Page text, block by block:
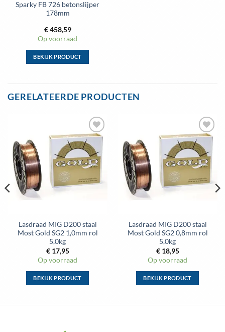
Sparky FB 726 betonslijper
178mm
€458,59
Op voorraad
BEKIJK PRODUCT
meerdere
kan
gekozen
worden
op
de
GERELATEERDE PRODUCTEN
Lasdraad MIG D200 staal
Most Gold SG2 1,0mm rol
5,0kg
€17,95
Op voorraad
BEKIJK PRODUCT
Lasdraad MIG D200 staal
Most Gold SG2 0,8mm rol
5,0kg
€18,95
Op voorraad
BEKIJK PRODUCT